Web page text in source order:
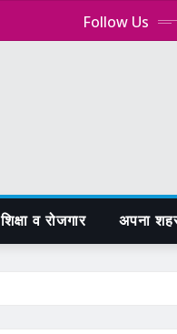
Follow Us
शिक्षा व रोजगार अपना